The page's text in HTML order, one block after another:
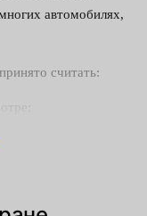
автомобилях,
считать: